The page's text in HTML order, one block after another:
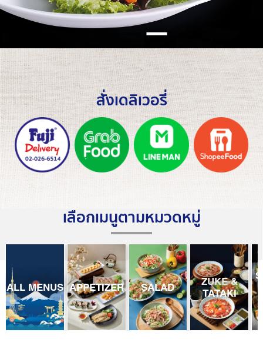
สั่งเดลิเวอรี่
เลือกเมนูตามหมวดหมู่
ALL MENUS APPETIZER SALAD ZUKE &
TATAKI